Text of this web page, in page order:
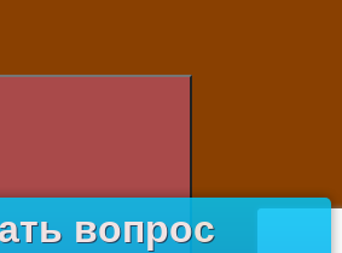
вопрос